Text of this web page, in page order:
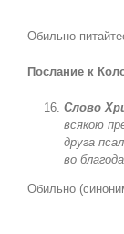
Обильно
Послание к
Слово
всякою
друга
во
Обильно